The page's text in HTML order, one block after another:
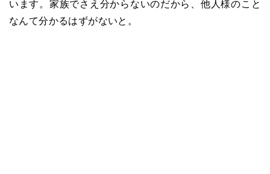
います。家族でさえ分からないのだから、他人様のこと
なんて分かるはずがないと。